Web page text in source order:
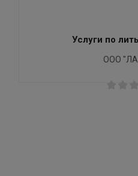
Услуги по
ООО